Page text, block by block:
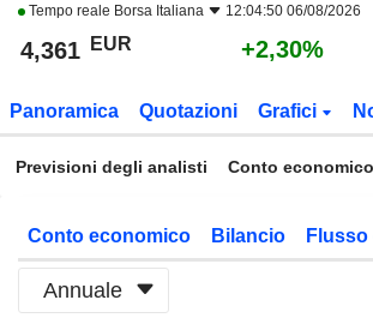
Tempo reale Borsa Italiana 12:04:50 06/08/2026
4,361 EUR +2,30%
Panoramica Quotazioni Grafici
Previsioni degli analisti Conto economico
Conto economico Bilancio
Annuale